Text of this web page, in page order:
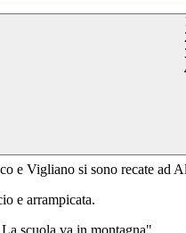
e Vigliano si sono recate ad
e arrampicata.